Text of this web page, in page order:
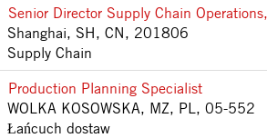
Senior Director Supply Chain
Shanghai, SH, CN, 201806
Supply Chain
Production Planning Specialist
WOLKA KOSOWSKA, MZ, PL, 05-552
Łańcuch dostaw